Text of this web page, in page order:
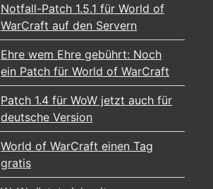
Notfall-Patch 1.5.1 für World of
WarCraft auf den Servern
Ehre wem Ehre gebührt: Noch
ein Patch für World of WarCraft
Patch 1.4 für WoW jetzt auch für
deutsche Version
World of WarCraft einen Tag
gratis